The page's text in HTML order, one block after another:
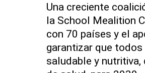
Una creciente
la School Mealition
con 70 países y el
garantizar que
saludable y